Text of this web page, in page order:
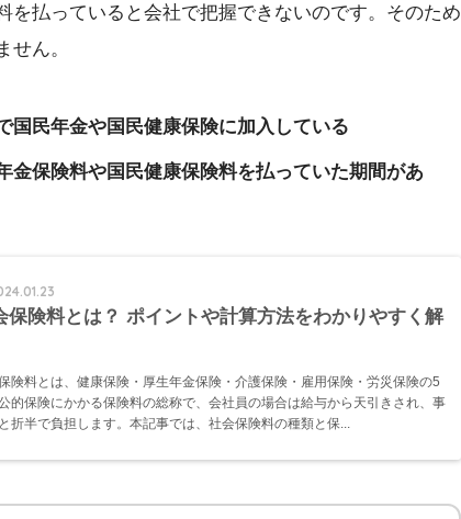
を払っていると会社で把握できないのです。そのため
ん。
国民年金や国民健康保険に加入している
金保険料や国民健康保険料を払っていた期間があ
保険料とは？ ポイントや計算方法をわかりやすく解
険料とは、健康保険・厚生年金保険・介護保険・雇用保険・労災保険の5
的保険にかかる保険料の総称で、会社員の場合は給与から天引きされ、事
折半で負担します。本記事では、社会保険料の種類と保...